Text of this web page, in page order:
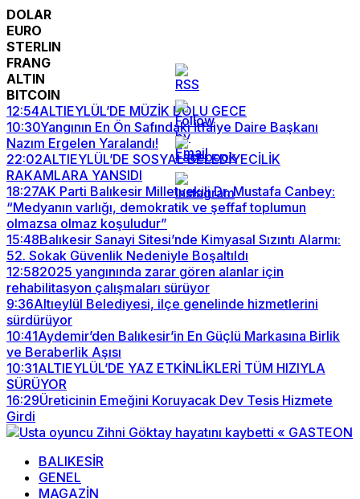
DOLAR
EURO
STERLIN
FRANG
ALTIN
BITCOIN
12:54ALTIEYLÜL’DE MÜZİK DOLU GECE
10:30Yangının En Ön Safındaki İtfaiye Daire Başkanı
Nazım Ergelen Yaralandı!
22:02ALTIEYLÜL’DE SOSYAL BELEDİYECİLİK
RAKAMLARA YANSIDI
18:27AK Parti Balıkesir Milletvekili Dr. Mustafa Canbey:
“Medyanın varlığı, demokratik ve şeffaf toplumun
olmazsa olmaz koşuludur”
15:48Balıkesir Sanayi Sitesi’nde Kimyasal Sızıntı Alarmı:
52. Sokak Güvenlik Nedeniyle Boşaltıldı
12:582025 yangınında zarar gören alanlar için
rehabilitasyon çalışmaları sürüyor
9:36Altıeylül Belediyesi, ilçe genelinde hizmetlerini
sürdürüyor
10:41Aydemir’den Balıkesir’in En Güçlü Markasına Birlik
ve Beraberlik Aşısı
10:31ALTIEYLÜL’DE YAZ ETKİNLİKLERİ TÜM HIZIYLA
SÜRÜYOR
16:29Üreticinin Emeğini Koruyacak Dev Tesis Hizmete
Girdi
BALIKESİR
GENEL
MAGAZİN